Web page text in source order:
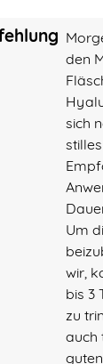
den
sich
Um
wir,
bis 3
zu
auch